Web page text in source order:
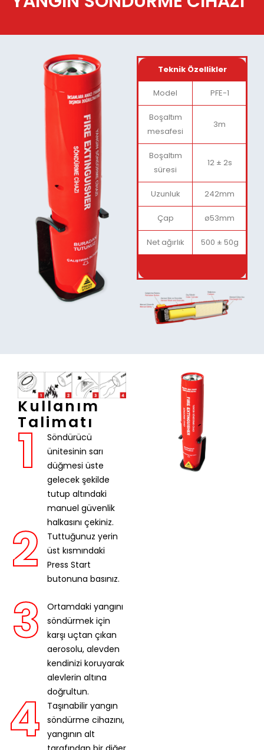
Teknik Özellikler
Model PFE-1
Boşaltım
mesafesi
3m
Boşaltım
süresi
12 ± 2s
Uzunluk 242mm
Çap ø53mm
Net ağırlık 500 ± 50g
Kullanım
Talimatı
1
Söndürücü
ünitesinin sarı
düğmesi üste
gelecek şekilde
tutup altındaki
manuel güvenlik
halkasını çekiniz.
2
Tuttuğunuz yerin
üst kısmındaki
Press Start
butonuna basınız.
3
Ortamdaki yangını
söndürmek için
karşı uçtan çıkan
aerosolu, alevden
kendinizi koruyarak
alevlerin altına
doğrultun.
4
Taşınabilir yangın
söndürme cihazını,
yangının alt